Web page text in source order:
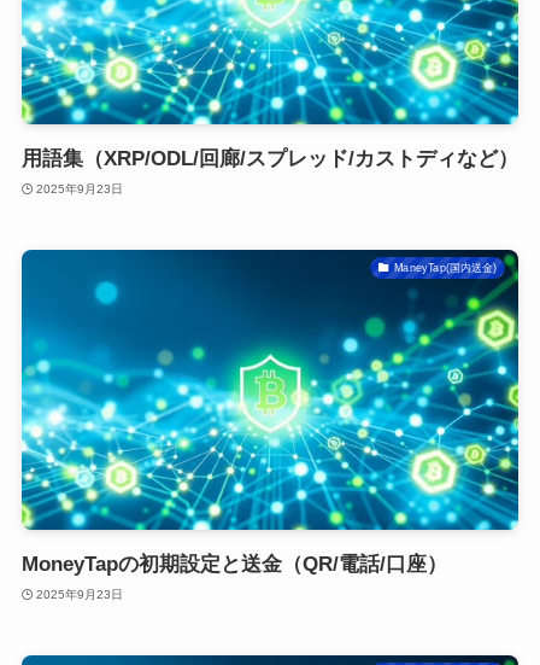
用語集（XRP/ODL/回廊/スプレッド/カストディなど）
2025年9月23日
ManeyTap(国内送金)
MoneyTapの初期設定と送金（QR/電話/口座）
2025年9月23日